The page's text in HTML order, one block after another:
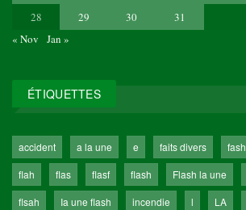
28
29 30
31
« Nov
Jan »
ÉTIQUETTES
accident a la une e faits divers fash
flah
flas flasf flash Flash la une
flsah
Ia une flash incendie l LA